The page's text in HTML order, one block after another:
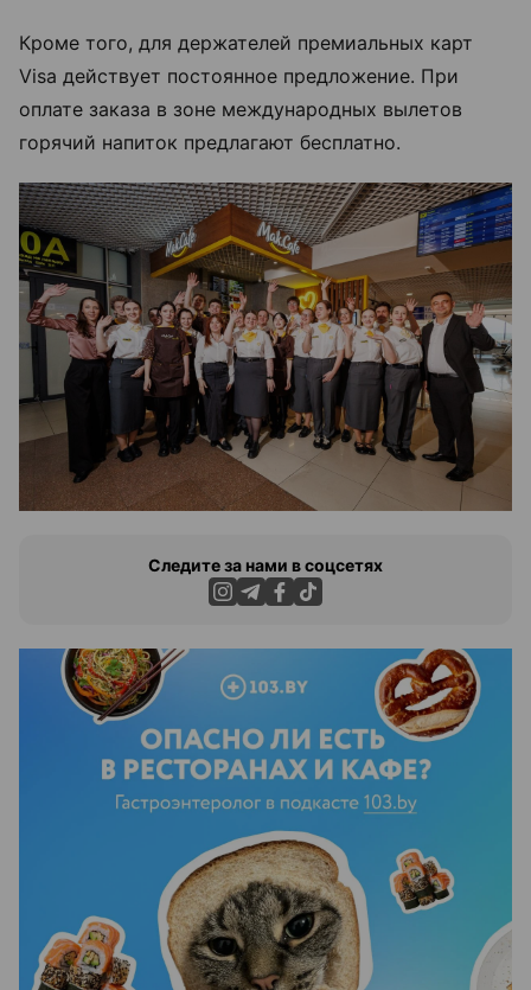
Кроме того, для держателей премиальных карт
Visa действует постоянное предложение. При
оплате заказа в зоне международных вылетов
горячий напиток предлагают бесплатно.
Следите за нами в соцсетях
ЭФФЕКТИВНАЯ РЕКЛАМА НА САЙТЕ